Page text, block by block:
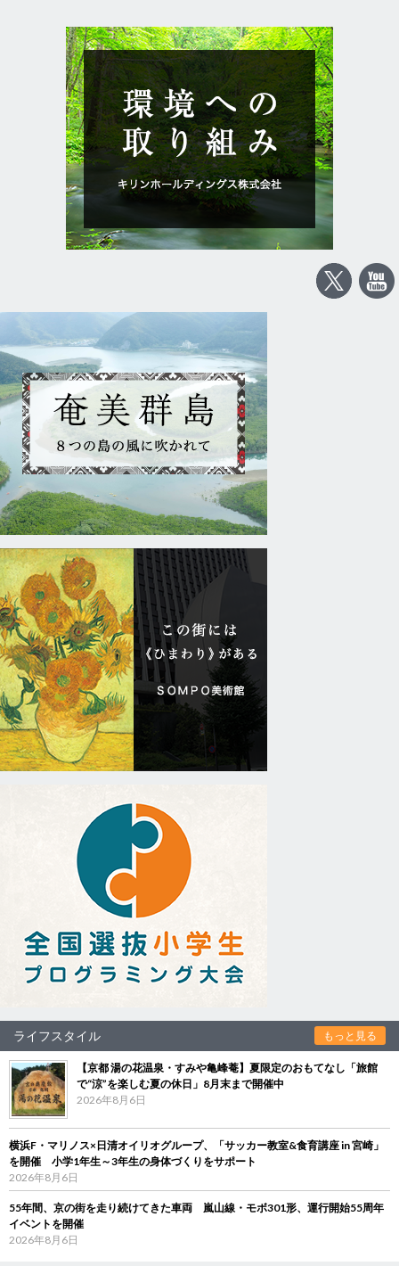
ライフスタイル もっと見る
【京都 湯の花温泉・すみや亀峰菴】夏限定のおもてなし「旅館
で“涼”を楽しむ夏の休日」8月末まで開催中
2026年8月6日
横浜F・マリノス×日清オイリオグループ、「サッカー教室&食育講座 in 宮崎」
を開催 小学1年生～3年生の身体づくりをサポート
2026年8月6日
55年間、京の街を走り続けてきた車両 嵐山線・モボ301形、運行開始55周年
イベントを開催
2026年8月6日